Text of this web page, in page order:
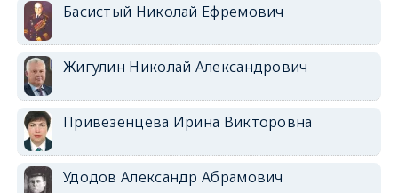
Басистый Николай Ефремович
Жигулин Николай Александрович
Привезенцева Ирина Викторовна
Удодов Александр Абрамович